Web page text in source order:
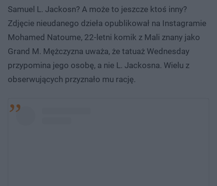
Samuel L. Jackosn? A może to jeszcze ktoś inny?
Zdjęcie nieudanego dzieła opublikował na Instagramie
Mohamed Natoume, 22-letni komik z Mali znany jako
Grand M. Mężczyzna uważa, że tatuaż Wednesday
przypomina jego osobę, a nie L. Jackosna. Wielu z
obserwujących przyznało mu rację.